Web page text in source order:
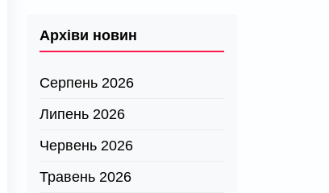
Архіви новин
Серпень 2026
Липень 2026
Червень 2026
Травень 2026